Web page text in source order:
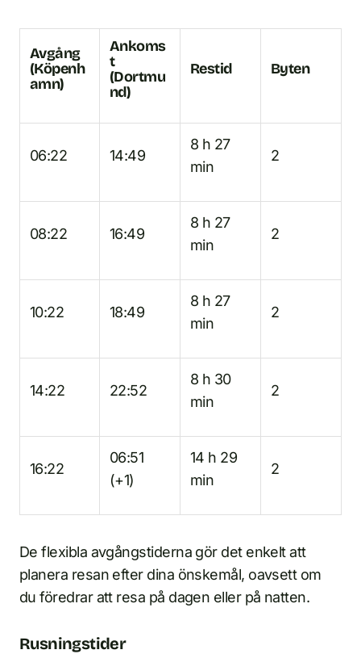
Avgång
(Köpenh
amn)
Ankoms
t
(Dortmu
nd)
Restid Byten
06:22 14:49
8 h 27
min
2
08:22 16:49
8 h 27
min
2
10:22 18:49
8 h 27
min
2
14:22 22:52
8 h 30
min
2
16:22
06:51
(+1)
14 h 29
min
2
De flexibla avgångstiderna gör det enkelt att
planera resan efter dina önskemål, oavsett om
du föredrar att resa på dagen eller på natten.
Rusningstider